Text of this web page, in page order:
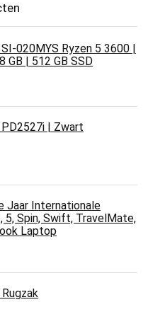
020MYS Ryzen 5 3600 |
GB | 512 GB SSD
| Zwart
Jaar Internationale
5, Spin, Swift, TravelMate,
Laptop